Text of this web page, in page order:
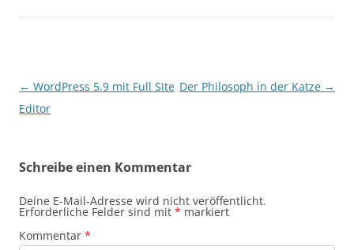
Beitragsnavigation
← WordPress 5.9 mit Full Site
Editor
Der Philosoph in der Katze →
Schreibe einen Kommentar
Deine E-Mail-Adresse wird nicht veröffentlicht.
Erforderliche Felder sind mit * markiert
Kommentar *